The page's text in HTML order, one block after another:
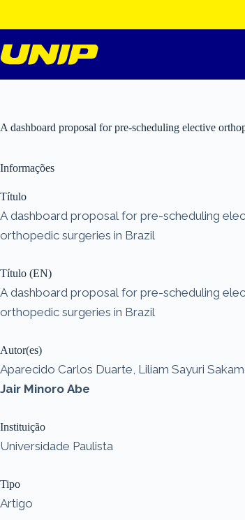
o
conteúdo
A dashboard proposal for pre-scheduling elective
Informações
Título
A dashboard proposal for pre-scheduling
orthopedic surgeries in Brazil
Título (EN)
A dashboard proposal for pre-scheduling
orthopedic surgeries in Brazil
Autor(es)
Aparecido Carlos Duarte, Liliam Sayuri
Jair Minoro Abe
Instituição
Universidade Paulista
Tipo
Artigo